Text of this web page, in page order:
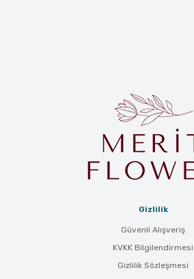
Gizlilik
Güvenli Alışveriş
KVKK Bilgilendirmesi
Gizlilik Sözleşmesi